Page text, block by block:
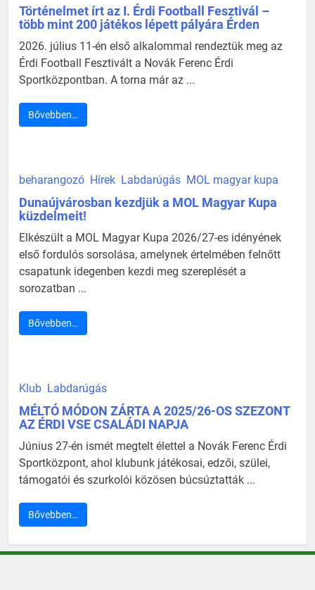
Történelmet írt az I. Érdi Football Fesztivál –
több mint 200 játékos lépett pályára Érden
2026. július 11-én első alkalommal rendeztük meg az
Érdi Football Fesztivált a Novák Ferenc Érdi
Sportközpontban. A torna már az ...
Bővebben…
beharangozó Hírek Labdarúgás MOL magyar kupa
Dunaújvárosban kezdjük a MOL Magyar Kupa
küzdelmeit!
Elkészült a MOL Magyar Kupa 2026/27-es idényének
első fordulós sorsolása, amelynek értelmében felnőtt
csapatunk idegenben kezdi meg szereplését a
sorozatban ...
Bővebben…
Klub Labdarúgás
MÉLTÓ MÓDON ZÁRTA A 2025/26-OS SZEZONT
AZ ÉRDI VSE CSALÁDI NAPJA
Június 27-én ismét megtelt élettel a Novák Ferenc Érdi
Sportközpont, ahol klubunk játékosai, edzői, szülei,
támogatói és szurkolói közösen búcsúztatták ...
Bővebben…